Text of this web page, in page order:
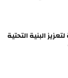
البنية التحتية